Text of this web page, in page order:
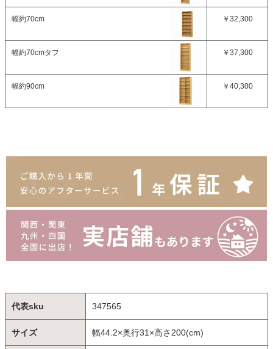
幅約70cm ￥32,300
幅約70cmタフ ￥37,300
幅約90cm ￥40,300
代表sku 347565
サイズ 幅44.2×奥行31×高さ200(cm)